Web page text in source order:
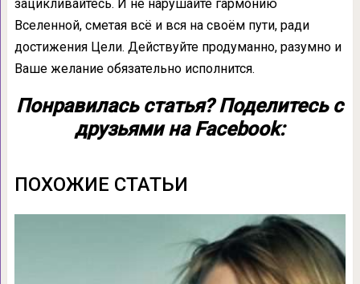
зацикливайтесь. И не нарушайте гармонию
Вселенной, сметая всё и вся на своём пути, ради
достижения Цели. Действуйте продуманно, разумно и
Ваше желание обязательно исполнится.
Понравилась статья? Поделитесь с
друзьями на Facebook:
ПОХОЖИЕ СТАТЬИ